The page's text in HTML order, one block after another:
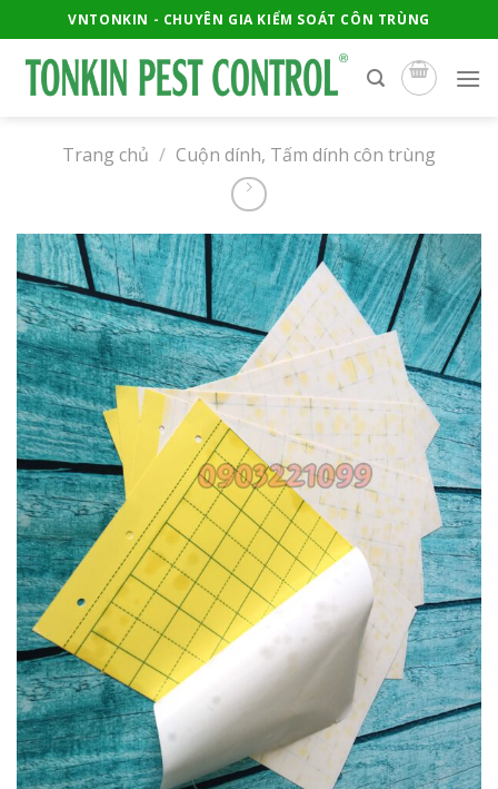
to
content
VNTONKIN - CHUYÊN GIA KIỂM SOÁT CÔN TRÙNG
Trang chủ / Cuộn dính, Tấm dính côn trùng